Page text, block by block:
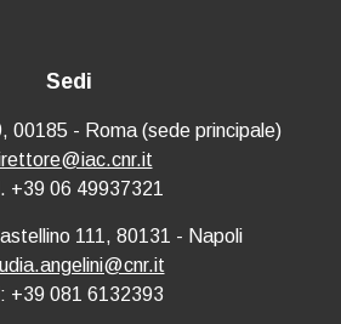
Sedi
00185 - Roma (sede principale)
+39 06 49937321
111, 80131 - Napoli
+39 081 6132393